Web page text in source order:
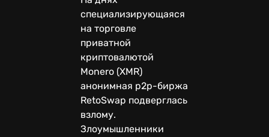
специализирующаяся
на торговле
приватной
криптовалютой
Monero (XMR)
анонимная p2p-биржа
RetoSwap подверглась
взлому.
Злоумышленники